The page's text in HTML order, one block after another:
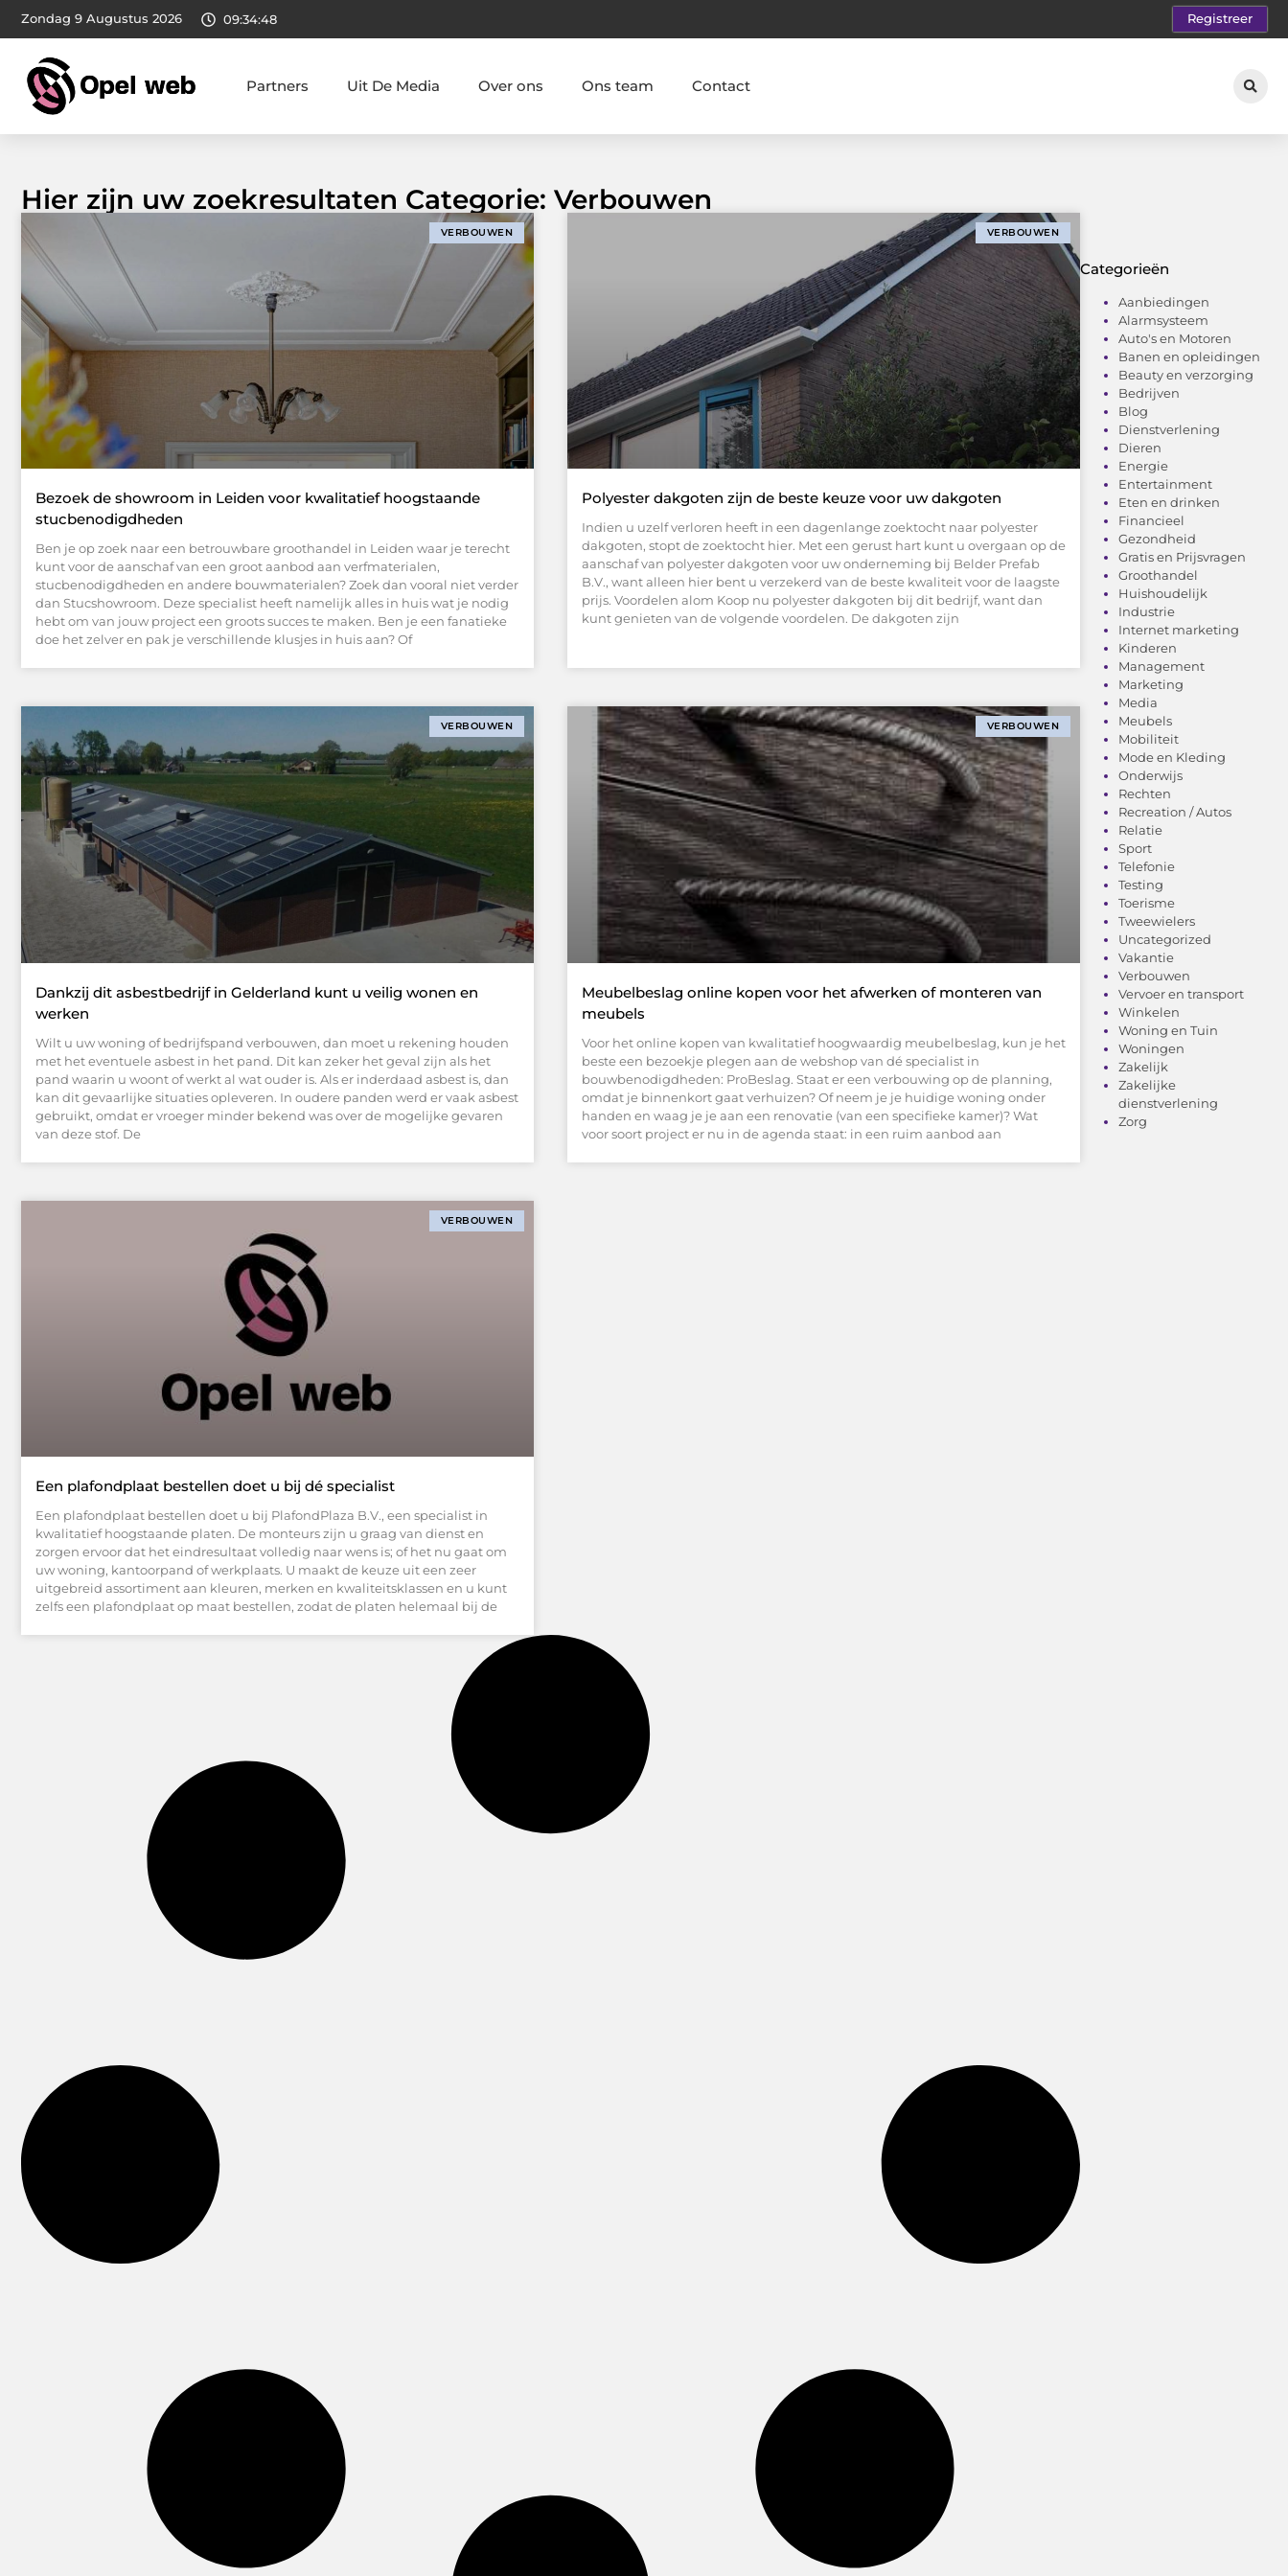
Zondag 9 Augustus 2026 09:34:49 Registreer
Partners Uit De Media Over ons Ons team Contact
Hier zijn uw zoekresultaten Categorie: Verbouwen
VERBOUWEN
Bezoek de showroom in Leiden voor kwalitatief hoogstaande
stucbenodigdheden
Ben je op zoek naar een betrouwbare groothandel in Leiden waar je terecht
kunt voor de aanschaf van een groot aanbod aan verfmaterialen,
stucbenodigdheden en andere bouwmaterialen? Zoek dan vooral niet verder
dan Stucshowroom. Deze specialist heeft namelijk alles in huis wat je nodig
hebt om van jouw project een groots succes te maken. Ben je een fanatieke
doe het zelver en pak je verschillende klusjes in huis aan? Of
VERBOUWEN
Polyester dakgoten zijn de beste keuze voor uw dakgoten
Indien u uzelf verloren heeft in een dagenlange zoektocht naar polyester
dakgoten, stopt de zoektocht hier. Met een gerust hart kunt u overgaan op de
aanschaf van polyester dakgoten voor uw onderneming bij Belder Prefab
B.V., want alleen hier bent u verzekerd van de beste kwaliteit voor de laagste
prijs. Voordelen alom Koop nu polyester dakgoten bij dit bedrijf, want dan
kunt genieten van de volgende voordelen. De dakgoten zijn
VERBOUWEN
Dankzij dit asbestbedrijf in Gelderland kunt u veilig wonen en
werken
Wilt u uw woning of bedrijfspand verbouwen, dan moet u rekening houden
met het eventuele asbest in het pand. Dit kan zeker het geval zijn als het
pand waarin u woont of werkt al wat ouder is. Als er inderdaad asbest is, dan
kan dit gevaarlijke situaties opleveren. In oudere panden werd er vaak asbest
gebruikt, omdat er vroeger minder bekend was over de mogelijke gevaren
van deze stof. De
VERBOUWEN
Meubelbeslag online kopen voor het afwerken of monteren van
meubels
Voor het online kopen van kwalitatief hoogwaardig meubelbeslag, kun je het
beste een bezoekje plegen aan de webshop van dé specialist in
bouwbenodigdheden: ProBeslag. Staat er een verbouwing op de planning,
omdat je binnenkort gaat verhuizen? Of neem je je huidige woning onder
handen en waag je je aan een renovatie (van een specifieke kamer)? Wat
voor soort project er nu in de agenda staat: in een ruim aanbod aan
VERBOUWEN
Een plafondplaat bestellen doet u bij dé specialist
Een plafondplaat bestellen doet u bij PlafondPlaza B.V., een specialist in
kwalitatief hoogstaande platen. De monteurs zijn u graag van dienst en
zorgen ervoor dat het eindresultaat volledig naar wens is; of het nu gaat om
uw woning, kantoorpand of werkplaats. U maakt de keuze uit een zeer
uitgebreid assortiment aan kleuren, merken en kwaliteitsklassen en u kunt
zelfs een plafondplaat op maat bestellen, zodat de platen helemaal bij de
Categorieën
Aanbiedingen
Alarmsysteem
Auto's en Motoren
Banen en opleidingen
Beauty en verzorging
Bedrijven
Blog
Dienstverlening
Dieren
Energie
Entertainment
Eten en drinken
Financieel
Gezondheid
Gratis en Prijsvragen
Groothandel
Huishoudelijk
Industrie
Internet marketing
Kinderen
Management
Marketing
Media
Meubels
Mobiliteit
Mode en Kleding
Onderwijs
Rechten
Recreation / Autos
Relatie
Sport
Telefonie
Testing
Toerisme
Tweewielers
Uncategorized
Vakantie
Verbouwen
Vervoer en transport
Winkelen
Woning en Tuin
Woningen
Zakelijk
Zakelijke
dienstverlening
Zorg